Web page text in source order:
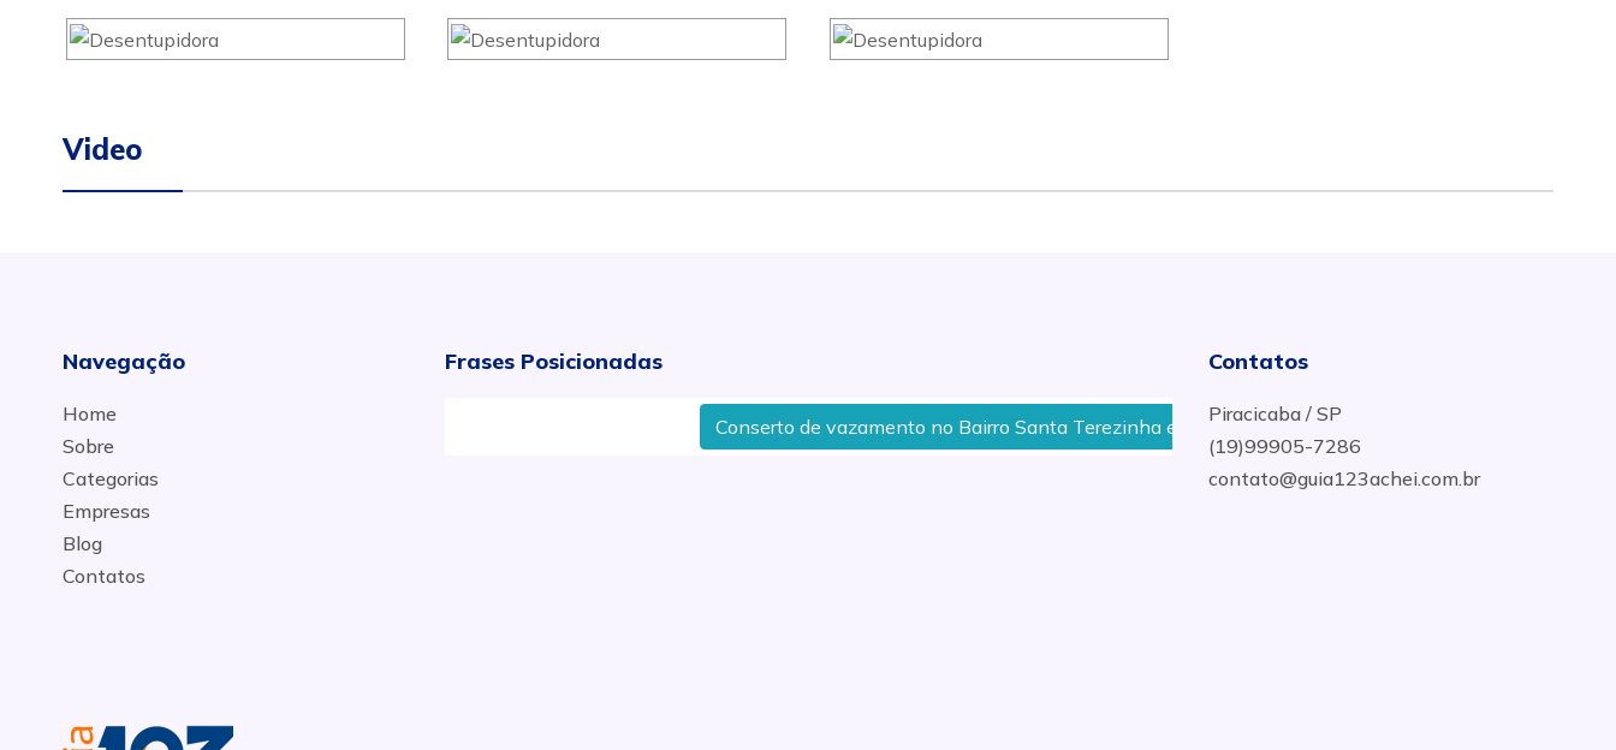
Video
Navegação
Home
Sobre
Categorias
Empresas
Blog
Contatos
Frases Posicionadas
Conserto de vazamento no Bairro Santa Terezinha em Piracicaba - SP
Contatos
Piracicaba / SP
(19)99905-7286
contato@guia123achei.com.br